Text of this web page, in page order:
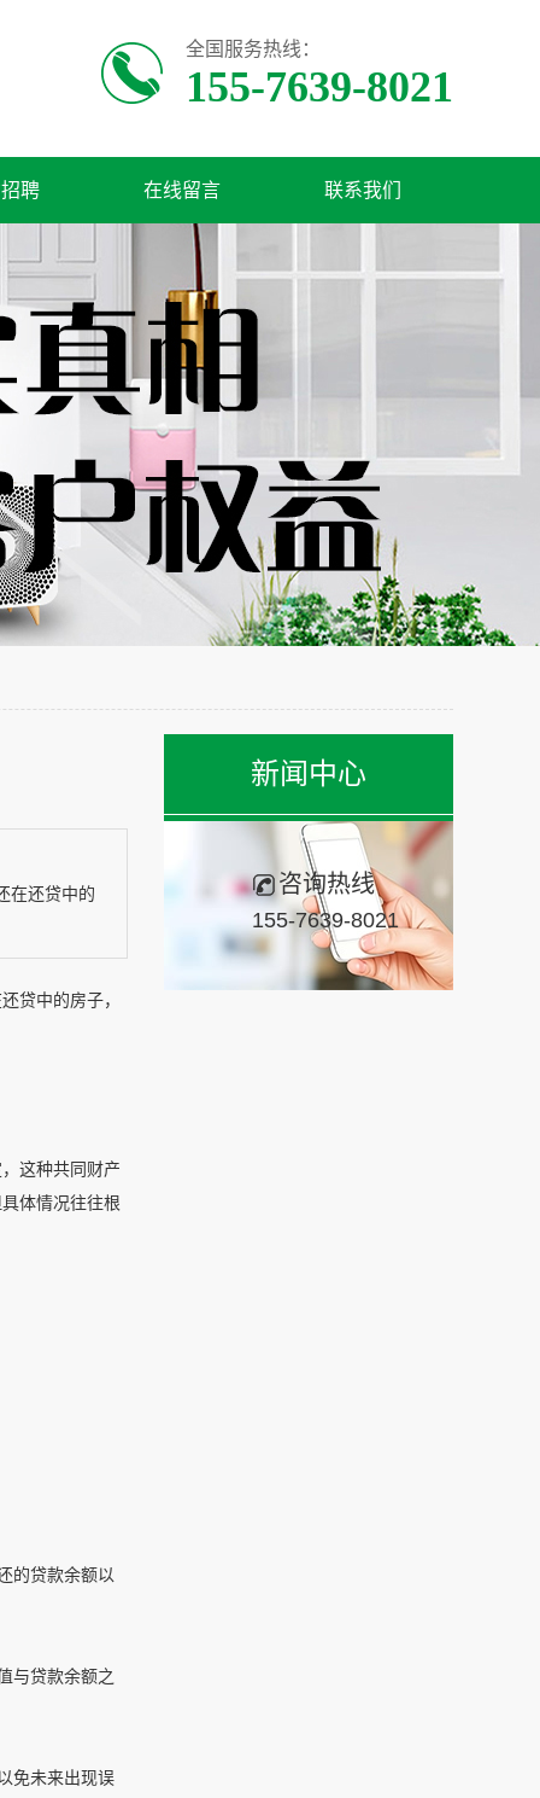
全国服务热线：
155-7639-8021
聘 在线留言 联系我们
新闻中心
咨询热线
155-7639-8021
在还贷中的
贷中的房子，
这种共同财产
体情况往往根
的贷款余额以
与贷款余额之
免未来出现误